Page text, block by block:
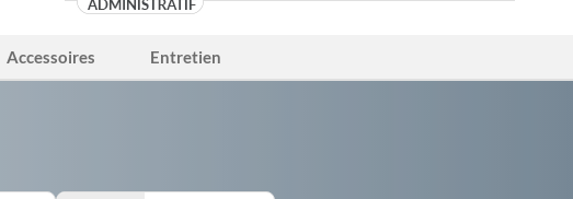
Accessoires Entretien